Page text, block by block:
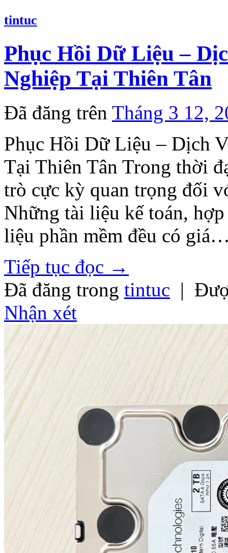
tintuc
Phục Hồi Dữ Liệu –
Nghiệp Tại Thiên Tân
Đã đăng trên Tháng 3 12,
Phục Hồi Dữ Liệu – Dịch
Tại Thiên Tân Trong thời
trò cực kỳ quan trọng đối
Những tài liệu kế toán,
liệu phần mềm đều có
Tiếp tục đọc →
Đã đăng trong tintuc |
Nhận xét